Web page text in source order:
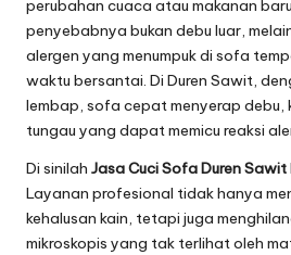
perubahan cuaca atau makanan
penyebabnya bukan debu luar,
alergen yang menumpuk di sofa
waktu bersantai. Di Duren Sawit,
lembap, sofa cepat menyerap debu,
tungau yang dapat memicu reaksi
Di sinilah Jasa Cuci Sofa Duren Sawit
Layanan profesional tidak hanya
kehalusan kain, tetapi juga
mikroskopis yang tak terlihat oleh